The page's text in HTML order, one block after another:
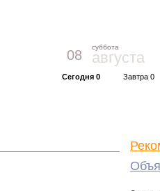
08
суббота
августа
Сегодня 0 Завтра 0